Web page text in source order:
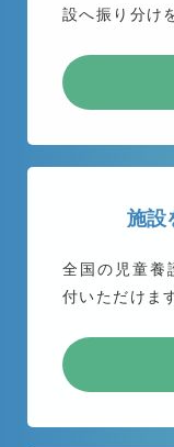
設へ振り分け
施設
全国の児童養
付いただけま